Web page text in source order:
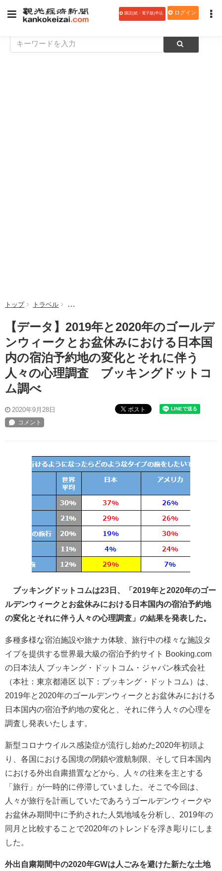
購読(紙・電子版)申込 ログイン
トップ トラベル 【データ】2019年と2020年のゴールデンウィーク
【データ】2019年と2020年のゴールデ
ンウィークとお盆休みにおける日本国
内の宿泊予約地の変化とそれに伴う
人々の心理調査 ブッキングドットコ
ム調べ
2020年9月28日 ポスト
ブッキングドットコムは23日、「2019年と2020年のゴー
ルデンウィークとお盆休みにおける日本国内の宿泊予約地
の変化とそれに伴う人々の心理調査」の結果を発表した。
多種多様な宿泊施設や旅ナカ体験、旅行中の様々な施設タ
イプを提供する世界最大級の宿泊予約サイト Booking.com
の日本法人 ブッキング・ドットコム・ジャパン株式会社
（本社：東京都港区 以下：ブッキング・ドットコム）は、
2019年と2020年のゴールデンウィークとお盆休みにおける
日本国内の宿泊予約地の変化と、それに伴う人々の心理を
調査し発表いたします。
新型コロナウイルス感染症が流行し始めた2020年初頭よ
り、各国における国境の閉鎖や渡航制限、そして日本国内
における外出自粛措置などから、人々の往来を主とする
「旅行」が一時的に停滞していました。そこで今回は、
人々が旅行を計画していたであろうゴールデンウィークや
お盆休み期間中に予約された人気地域を分析し、2019年の
同月と比較することで2020年のトレンドを浮き彫りにしま
した。
外出自粛期間中の2020年GWは人ごみを避けた新たな土地